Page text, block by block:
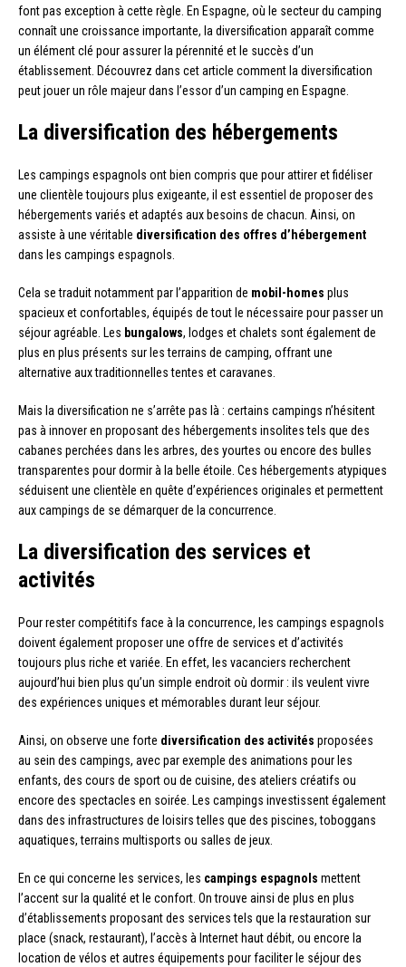
font pas exception à cette règle. En Espagne, où le secteur du camping
connaît une croissance importante, la diversification apparaît comme
un élément clé pour assurer la pérennité et le succès d’un
établissement. Découvrez dans cet article comment la diversification
peut jouer un rôle majeur dans l’essor d’un camping en Espagne.
La diversification des hébergements
Les campings espagnols ont bien compris que pour attirer et fidéliser
une clientèle toujours plus exigeante, il est essentiel de proposer des
hébergements variés et adaptés aux besoins de chacun. Ainsi, on
assiste à une véritable diversification des offres d’hébergement
dans les campings espagnols.
Cela se traduit notamment par l’apparition de mobil-homes plus
spacieux et confortables, équipés de tout le nécessaire pour passer un
séjour agréable. Les bungalows, lodges et chalets sont également de
plus en plus présents sur les terrains de camping, offrant une
alternative aux traditionnelles tentes et caravanes.
Mais la diversification ne s’arrête pas là : certains campings n’hésitent
pas à innover en proposant des hébergements insolites tels que des
cabanes perchées dans les arbres, des yourtes ou encore des bulles
transparentes pour dormir à la belle étoile. Ces hébergements atypiques
séduisent une clientèle en quête d’expériences originales et permettent
aux campings de se démarquer de la concurrence.
La diversification des services et
activités
Pour rester compétitifs face à la concurrence, les campings espagnols
doivent également proposer une offre de services et d’activités
toujours plus riche et variée. En effet, les vacanciers recherchent
aujourd’hui bien plus qu’un simple endroit où dormir : ils veulent vivre
des expériences uniques et mémorables durant leur séjour.
Ainsi, on observe une forte diversification des activités proposées
au sein des campings, avec par exemple des animations pour les
enfants, des cours de sport ou de cuisine, des ateliers créatifs ou
encore des spectacles en soirée. Les campings investissent également
dans des infrastructures de loisirs telles que des piscines, toboggans
aquatiques, terrains multisports ou salles de jeux.
En ce qui concerne les services, les campings espagnols mettent
l’accent sur la qualité et le confort. On trouve ainsi de plus en plus
d’établissements proposant des services tels que la restauration sur
place (snack, restaurant), l’accès à Internet haut débit, ou encore la
location de vélos et autres équipements pour faciliter le séjour des